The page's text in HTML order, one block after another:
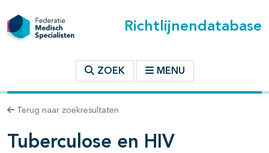
Richtlijnendatabase
ZOEK MENU
Terug naar zoekresultaten
Tuberculose en HIV
binnen deze richtlijn